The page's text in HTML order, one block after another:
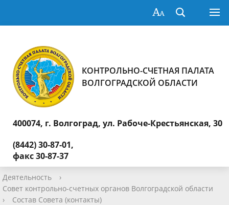
КОНТРОЛЬНО-СЧЕТНАЯ ПАЛАТА
ВОЛГОГРАДСКОЙ ОБЛАСТИ
400074, г. Волгоград, ул. Рабоче-Крестьянская, 30
(8442) 30-87-01,
факс 30-87-37
Деятельность
›
Совет контрольно-счетных органов Волгоградской области
›
Состав Совета (контакты)